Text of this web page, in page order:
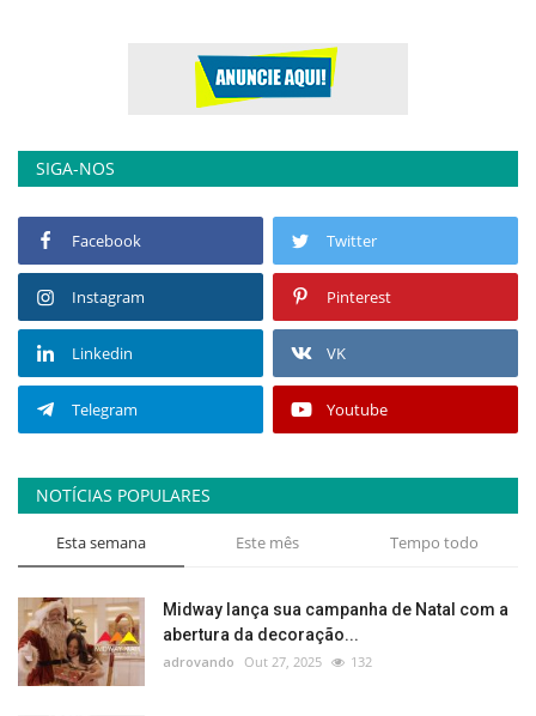
SIGA-NOS
Facebook Twitter
Instagram Pinterest
Linkedin VK
Telegram Youtube
NOTÍCIAS POPULARES
Esta semana Este mês Tempo todo
Midway lança sua campanha de Natal com a
abertura da decoração...
adrovando Out 27, 2025 132